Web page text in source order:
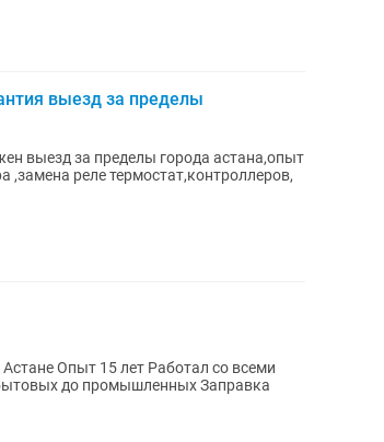
выезд за пределы
выезд за пределы города астана,опыт
реле термостат,контроллеров,
Опыт 15 лет Работал со всеми
до промышленных Заправка